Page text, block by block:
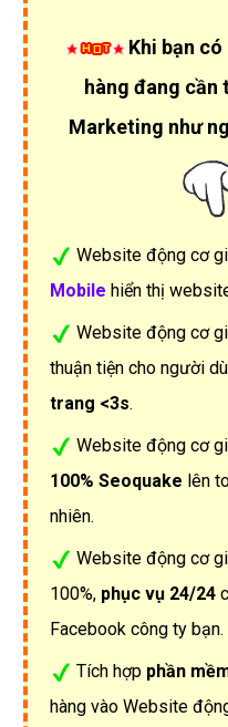
Khi bạn
hàng đang cần
Marketing như
Website động cơ
Mobile hiển thị
Website động cơ
thuận tiện cho người
trang <3s.
Website động cơ
100% Seoquake lên
nhiên.
Website động cơ
100%, phục vụ 24/24
Facebook công ty bạn.
Tích hợp phần
hàng vào Website